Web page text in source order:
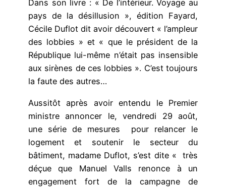
Dans son livre : « De l’intérieur. Voyage au
pays de la désillusion », édition Fayard,
Cécile Duflot dit avoir découvert « l’ampleur
des lobbies » et « que le président de la
République lui-même n’était pas insensible
aux sirènes de ces lobbies ». C’est toujours
la faute des autres…
Aussitôt après avoir entendu le Premier
ministre annoncer le, vendredi 29 août,
une série de mesures pour relancer le
logement et soutenir le secteur du
bâtiment, madame Duflot, s’est dite « très
déçue que Manuel Valls renonce à un
engagement fort de la campagne de